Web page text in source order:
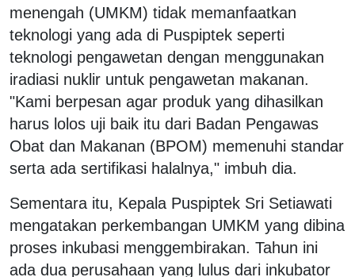
menengah (UMKM) tidak memanfaatkan
teknologi yang ada di Puspiptek seperti
teknologi pengawetan dengan menggunakan
iradiasi nuklir untuk pengawetan makanan.
"Kami berpesan agar produk yang dihasilkan
harus lolos uji baik itu dari Badan Pengawas
Obat dan Makanan (BPOM) memenuhi standar
serta ada sertifikasi halalnya," imbuh dia.
Sementara itu, Kepala Puspiptek Sri Setiawati
mengatakan perkembangan UMKM yang dibina
proses inkubasi menggembirakan. Tahun ini
ada dua perusahaan yang lulus dari inkubator